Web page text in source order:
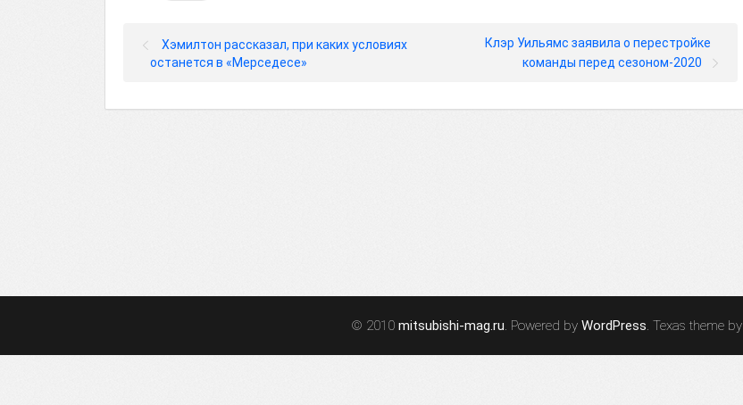
Хэмилтон рассказал, при каких условиях
останется в «Мерседесе»
Клэр Уильямс заявила о перестройке
команды перед сезоном-2020
© 2010 mitsubishi-mag.ru. Powered by WordPress. Texas theme by